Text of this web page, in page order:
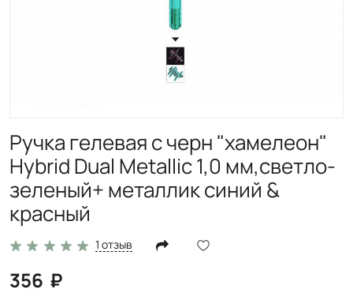
Ручка гелевая с черн "хамелеон"
Hybrid Dual Metallic 1,0 мм,светло-
зеленый+ металлик синий &
красный
1 отзыв
356